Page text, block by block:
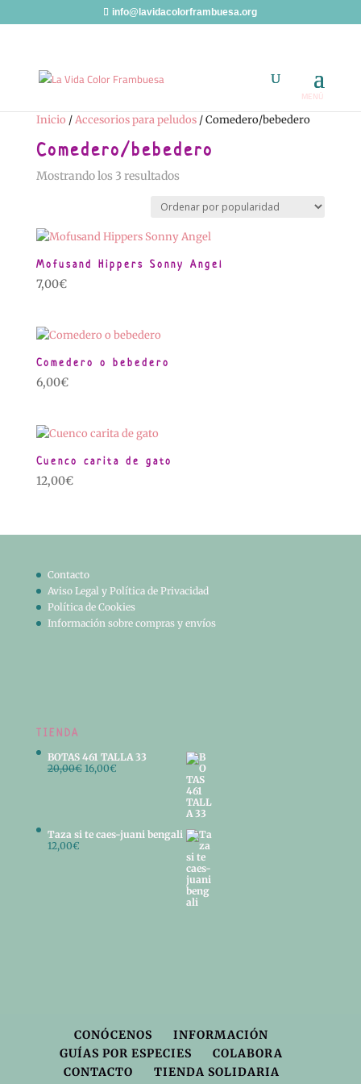
info@lavidacolorframbuesa.org
Inicio /Accesorios para peludos/ Comedero/bebedero
Comedero/bebedero
Mostrando los 3 resultadosOrdenado
popularidad
Mofusand Hippers Sonny Angel
7,00€
Comedero o bebedero
6,00€
Cuenco carita de gato
12,00€
Contacto
Aviso Legal y Política de Privacidad
Política de Cookies
Información sobre compras y envíos
TIENDA
BOTAS 461 TALLA 33
20,00€ El
16,00€El
Taza si te caes-juani bengali
12,00€
CONÓCENOS
INFORMACIÓN
GUÍAS POR ESPECIES
COLABORA
CONTACTO
TIENDA SOLIDARIA